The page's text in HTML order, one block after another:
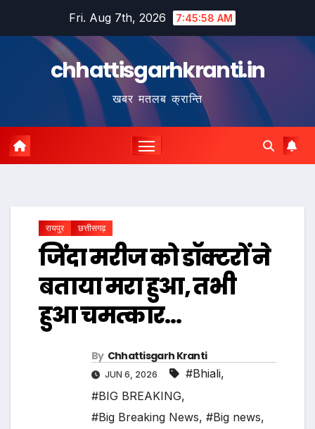
Fri. Aug 7th, 2026 7:45:59 AM
chhattisgarhkranti.in
खबर मतलब क्रान्ति
रायपुर छत्तीसगढ़
जिंदा मरीज को डॉक्टरों ने
बताया मरा हुआ, तभी
हुआ चमत्कार…
By Chhattisgarh Kranti
JUN 6, 2026 #Bhiali,
#BIG BREAKING,
#Big Breaking News, #Big news,